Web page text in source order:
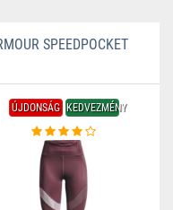
SPEEDPOCKET
ÚJDONSÁG KEDVEZMÉNY